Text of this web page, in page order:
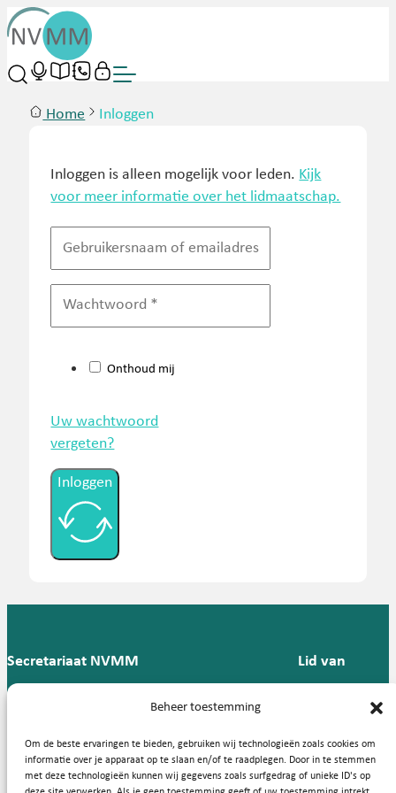
Beheer toestemming
Om de beste ervaringen te bieden, gebruiken wij technologieën zoals cookies om
informatie over je apparaat op te slaan en/of te raadplegen. Door in te stemmen
met deze technologieën kunnen wij gegevens zoals surfgedrag of unieke ID's op
Home Inloggen
Inloggen is alleen mogelijk voor leden. Kijk
voor meer informatie over het lidmaatschap.
Onthoud mij
Uw wachtwoord
vergeten?
Inloggen
Secretariaat NVMM
Groningen
T: 088 -
57
Lid van